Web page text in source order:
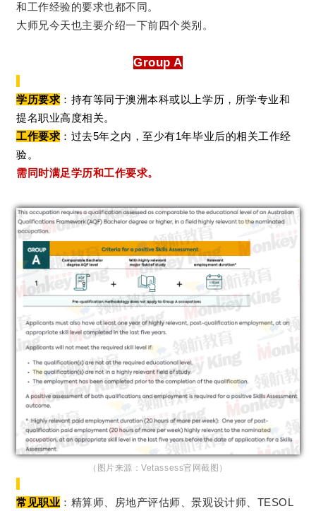
和工作经验的要求也都不同。
大师兄今天也主要介绍一下前四个类别。
Group A
学历要求：持有等同于澳洲本科或以上学历，所学专业和
提名职业高度相关。
工作要求：过去5年之内，至少有1年毕业后的相关工作经
验。
需同时满足学历和工作要求。
（图片来源：Vetassess官网截图）
常见职业 ：精算师、房地产评估师、景观设计师、TESOL